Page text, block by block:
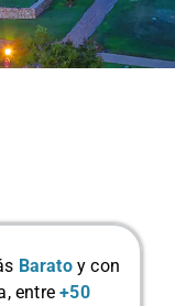
Baratoy con
entre+50